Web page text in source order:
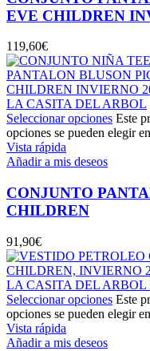
EVE CHILDREN
119,60€
Seleccionar opciones Este
opciones se pueden elegir
Vista rápida
Añadir a mis deseos
CONJUNTO
CHILDREN
91,90€
Seleccionar opciones Este
opciones se pueden elegir
Vista rápida
Añadir a mis deseos